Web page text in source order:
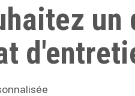
un